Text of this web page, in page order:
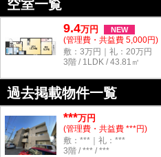
空室一覧
9.4万円 NEW
(管理費・共益費 5,000円)
敷：3万円｜礼：20万円
3階 / 1LDK / 43.81㎡
過去掲載物件一覧
***万円
(管理費・共益費 ***円)
敷：***｜礼：***
3階 / *** / ***